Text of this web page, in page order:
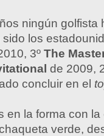
ningún golfista
los
3º The
de 2009,
concluir en el
en la forma con la
verde,